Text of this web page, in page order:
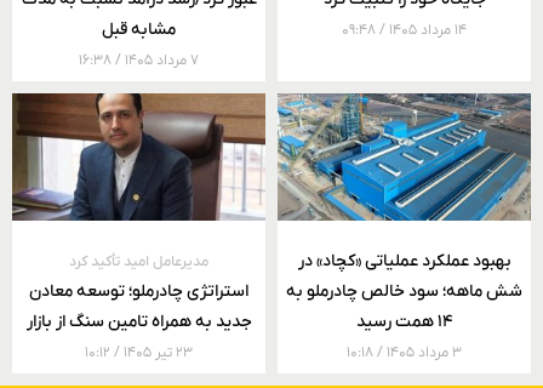
۱۴ مرداد ۱۴۰۵
مشابه قبل
۷ مرداد ۱۴۰۵
بهبود عملکرد عملیاتی «کچاد» در
شش ماهه؛ سود خالص چادرملو به
۱۴ همت رسید
۳ مرداد ۱۴۰۵
مدیرعامل امید تأکید کرد
استراتژی چادرملو؛ توسعه معادن
جدید به همراه تامین سنگ از بازار
۲۳ تیر ۱۴۰۵